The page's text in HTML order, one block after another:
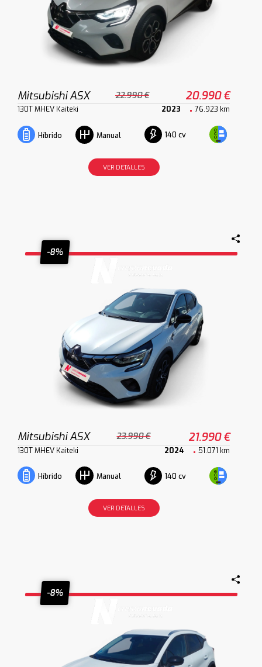
Mitsubishi ASX 22.990 € 20.990 €
130T MHEV Kaiteki 2023 76.923 km
Híbrido Manual 140 cv
VER DETALLES
-8%
Mitsubishi ASX 23.990 € 21.990 €
130T MHEV Kaiteki 2024 51.071 km
Híbrido Manual 140 cv
VER DETALLES
-8%